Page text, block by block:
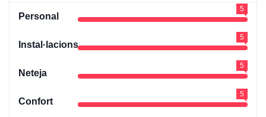
Personal
5
Instal·lacions
5
Neteja
5
Confort
5